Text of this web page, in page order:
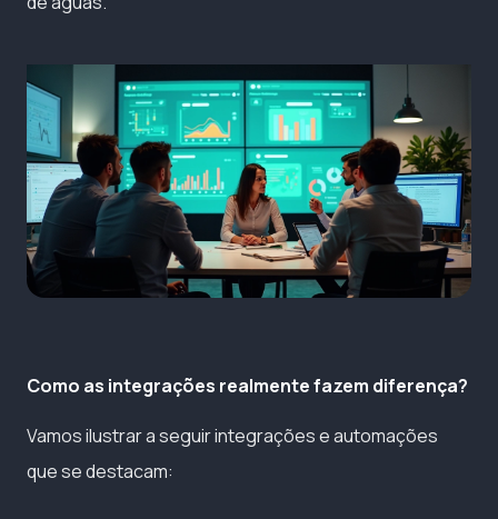
Como as integrações realmente fazem diferença?
Vamos ilustrar a seguir integrações e automações
que se destacam: